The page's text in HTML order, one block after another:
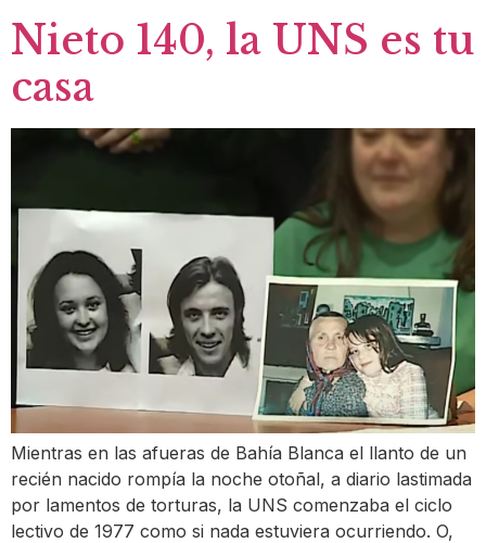
Nieto 140, la UNS es tu
casa
Mientras en las afueras de Bahía Blanca el llanto de un
recién nacido rompía la noche otoñal, a diario lastimada
por lamentos de torturas, la UNS comenzaba el ciclo
lectivo de 1977 como si nada estuviera ocurriendo. O,